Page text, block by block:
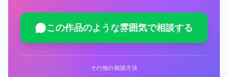
この作品のような雰囲気で相談する
その他の相談方法